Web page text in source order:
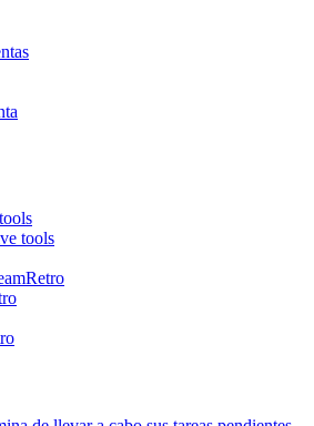
tools